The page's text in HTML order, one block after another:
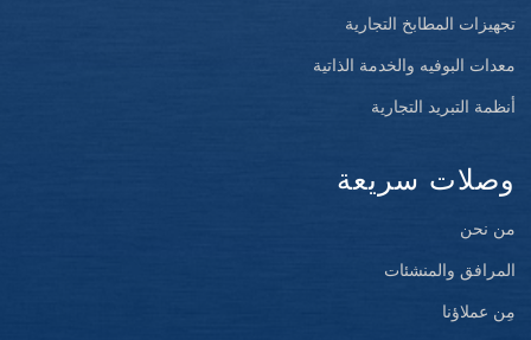
تجهيزات المطابخ التجارية
معدات البوفيه والخدمة الذاتية
أنظمة التبريد التجارية
وصلات سريعة
من نحن
المرافق والمنشئات
مِن عملاؤنا